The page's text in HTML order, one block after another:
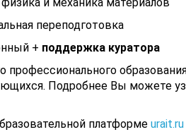
переподготовка
+ поддержка куратора
профессионального
Подробнее Вы можете
платформе urait.ru